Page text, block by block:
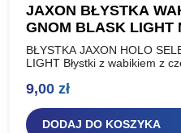
JAXON BŁYSTKA
GNOM BLASK LIGHT
BŁYSTKA JAXON HOLO
LIGHT Błystki z wabikiem z
9,00 zł
DODAJ DO KOSZYKA